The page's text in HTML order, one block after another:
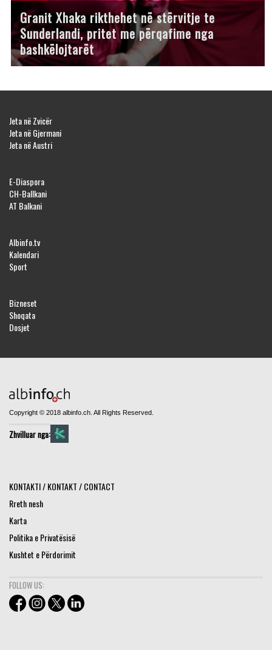
Granit Xhaka rikthehet në stërvitje te
Sunderlandi, pritet me përqafime nga
bashkëlojtarët
Jeta në Zvicër
Jeta në Gjermani
Jeta në Austri
E-Diaspora
CH-Ballkani
AT Balkani
Albinfo.tv
Kalendari
Sport
Bizneset
Shoqata
Dosjet
Copyright © 2018 albinfo.ch. All Rights Reserved.
Zhvilluar nga:
KONTAKTI / KONTAKT / CONTACT
Rreth nesh
Karta
Politika e Privatësisë
Kushtet e Përdorimit
FOLLOW US: